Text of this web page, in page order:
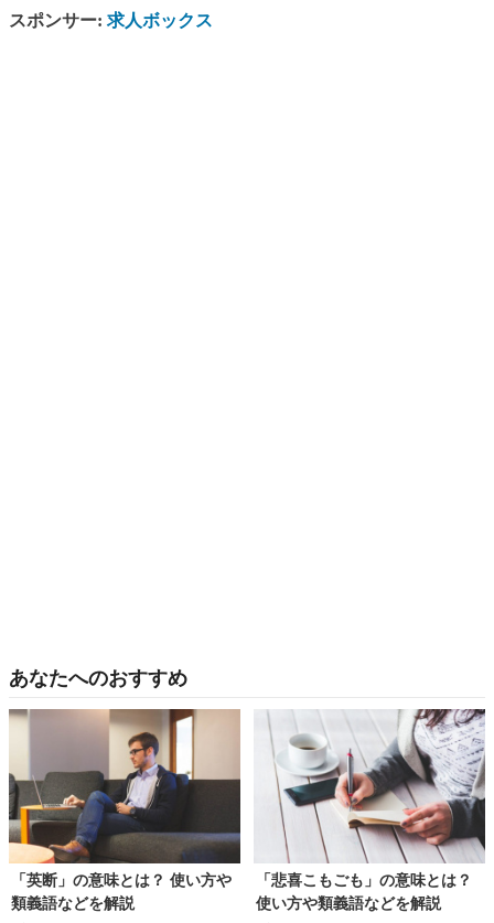
スポンサー: 求人ボックス
あなたへのおすすめ
「英断」の意味とは？ 使い方や
類義語などを解説
「悲喜こもごも」の意味とは？
使い方や類義語などを解説